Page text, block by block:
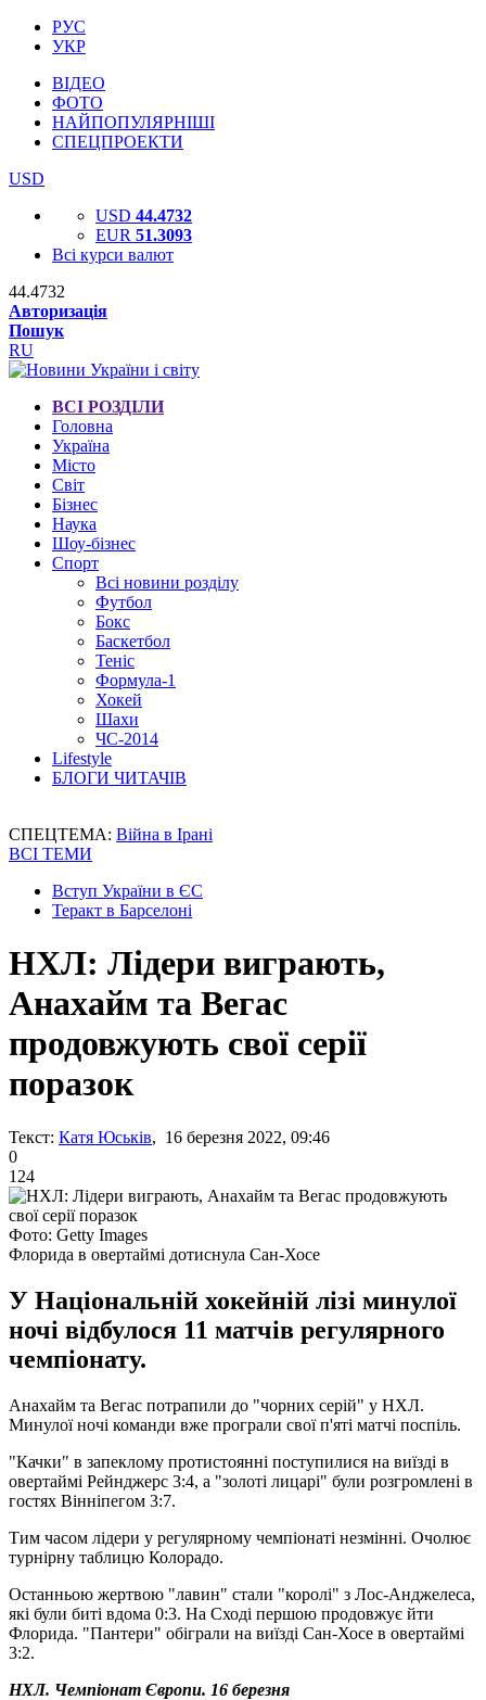
РУС
УКР
ВІДЕО
ФОТО
НАЙПОПУЛЯРНІШІ
СПЕЦПРОЕКТИ
USD
USD 44.4732
EUR 51.3093
Всі курси валют
44.4732
Авторизація
Пошук
RU
ВСІ РОЗДІЛИ
Головна
Україна
Місто
Світ
Бізнес
Наука
Шоу-бізнес
Спорт
Всі новини розділу
Футбол
Бокс
Баскетбол
Теніс
Формула-1
Хокей
Шахи
ЧС-2014
Lifestyle
БЛОГИ ЧИТАЧІВ
СПЕЦТЕМА: Війна в Ірані
ВСІ ТЕМИ
Вступ України в ЄС
Теракт в Барселоні
НХЛ: Лідери виграють,
Анахайм та Вегас
продовжують свої серії
поразок
Текст: Катя Юськів, 16 березня 2022, 09:46
0
124
Фото: Getty Images
Флорида в овертаймі дотиснула Сан-Хосе
У Національній хокейній лізі минулої
ночі відбулося 11 матчів регулярного
чемпіонату.
Анахайм та Вегас потрапили до "чорних серій" у НХЛ.
Минулої ночі команди вже програли свої п'яті матчі поспіль.
"Качки" в запеклому протистоянні поступилися на виїзді в
овертаймі Рейнджерс 3:4, а "золоті лицарі" були розгромлені в
гостях Вінніпегом 3:7.
Тим часом лідери у регулярному чемпіонаті незмінні. Очолює
турнірну таблицю Колорадо.
Останньою жертвою "лавин" стали "королі" з Лос-Анджелеса,
які були биті вдома 0:3. На Сході першою продовжує йти
Флорида. "Пантери" обіграли на виїзді Сан-Хосе в овертаймі
3:2.
НХЛ. Чемпіонат Європи. 16 березня